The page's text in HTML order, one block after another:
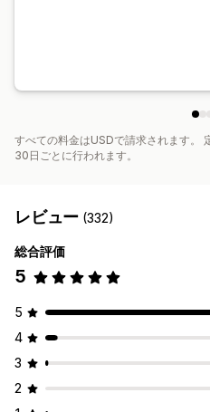
すべての料金はUSDで請求されます。
30日ごとに行われます。
レビュー (332)
総合評価
5
5
4
3
2